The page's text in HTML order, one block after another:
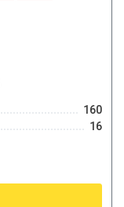
160
16